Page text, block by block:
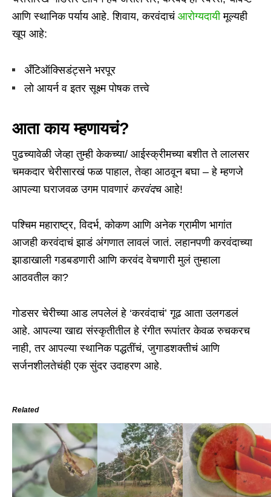
आणि स्थानिक पर्याय आहे. शिवाय, करवंदाचं आरोग्यदायीमूल्यही
खूप आहे:
अँटिऑक्सिडंट्सने भरपूर
लो आयर्न व इतर सूक्ष्म पोषक तत्त्वे
आता काय म्हणायचं?
पुढच्यावेळी जेव्हा तुम्ही केकच्या/ आईस्क्रीमच्या बशीत ते लालसर
चमकदार चेरीसारखं फळ पाहाल, तेव्हा आठवून बघा – हे म्हणजे
आपल्या घराजवळ उगम पावणारं करवंदच आहे!
पश्चिम महाराष्ट्र, विदर्भ, कोकण आणि अनेक ग्रामीण भागांत
आजही करवंदाचं झाडं अंगणात लावलं जातं. लहानपणी करवंदाच्या
झाडाखाली गडबडणारी आणि करवंद वेचणारी मुलं तुम्हाला
आठवतील का?
गोडसर चेरीच्या आड लपलेलं हे ‘करवंदाचं’ गूढ आता उलगडलं
आहे. आपल्या खाद्य संस्कृतीतील हे रंगीत रूपांतर केवळ रुचकरच
नाही, तर आपल्या स्थानिक पद्धतींचं, जुगाडशक्तीचं आणि
सर्जनशीलतेचंही एक सुंदर उदाहरण आहे.
Related